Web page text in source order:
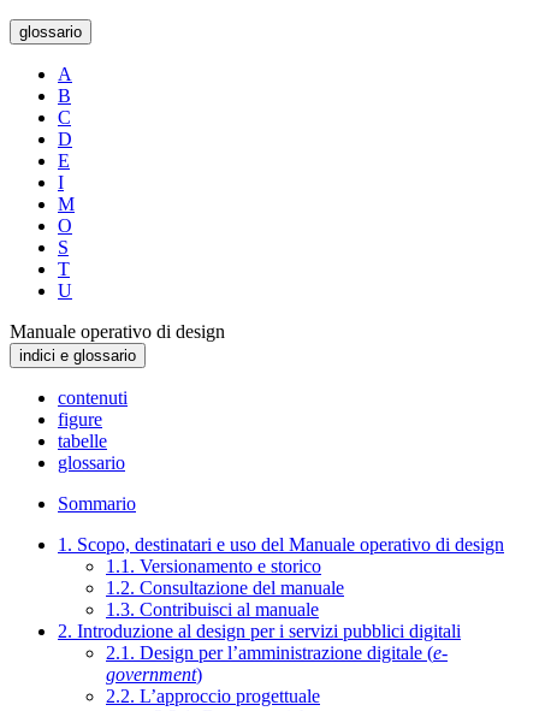
glossario
A
B
C
D
E
I
M
O
S
T
U
Manuale operativo di design
indici e glossario
contenuti
figure
tabelle
glossario
Sommario
1. Scopo, destinatari e uso del Manuale operativo di design
1.1. Versionamento e storico
1.2. Consultazione del manuale
1.3. Contribuisci al manuale
2. Introduzione al design per i servizi pubblici digitali
2.1. Design per l’amministrazione digitale (e-
government)
2.2. L’approccio progettuale